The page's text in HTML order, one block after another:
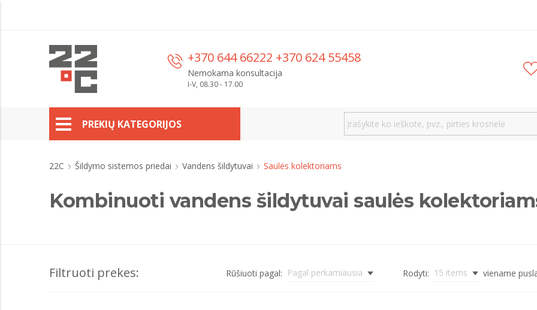
+370 644 66222 +370 624 55458
Nemokama konsultacija
I-V, 08.30 - 17.00
PREKIŲ KATEGORIJOS
22C Šildymo sistemos priedai Vandens šildytuvai Saulės kolektoriams
Kombinuoti vandens šildytuvai saulės
Filtruoti prekes: Rūšiuoti pagal: Pagal perkamiausia Rodyti: 15 items viename